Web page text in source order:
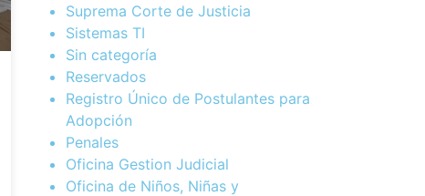
Suprema Corte de Justicia
Sistemas TI
Sin categoría
Reservados
Registro Único de Postulantes para
Adopción
Penales
Oficina Gestion Judicial
Oficina de Niños, Niñas y